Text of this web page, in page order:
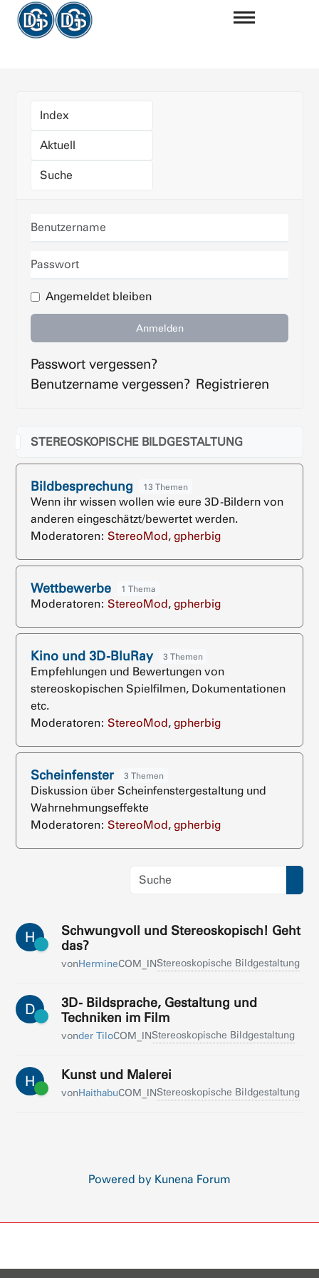
Index
Aktuell
Suche
Benutzername
Passwort
Angemeldet bleiben
Anmelden
Passwort vergessen?
Benutzername vergessen? Registrieren
STEREOSKOPISCHE BILDGESTALTUNG
Bildbesprechung 13 Themen
Wenn ihr wissen wollen wie eure 3D-Bildern von
anderen eingeschätzt/bewertet werden.
Moderatoren: StereoMod,gpherbig
Wettbewerbe 1 Thema
Moderatoren: StereoMod,gpherbig
Kino und 3D-BluRay 3 Themen
Empfehlungen und Bewertungen von
stereoskopischen Spielfilmen, Dokumentationen
etc.
Moderatoren: StereoMod,gpherbig
Scheinfenster 3 Themen
Diskussion über Scheinfenstergestaltung und
Wahrnehmungseffekte
Moderatoren: StereoMod,gpherbig
H
Schwungvoll und Stereoskopisch! Geht
das?
vonHermineCOM_INStereoskopische Bildgestaltung
D
3D- Bildsprache, Gestaltung und
Techniken im Film
vonder TiloCOM_INStereoskopische Bildgestaltung
H Kunst und Malerei
vonHaithabuCOM_INStereoskopische Bildgestaltung
Powered by Kunena Forum